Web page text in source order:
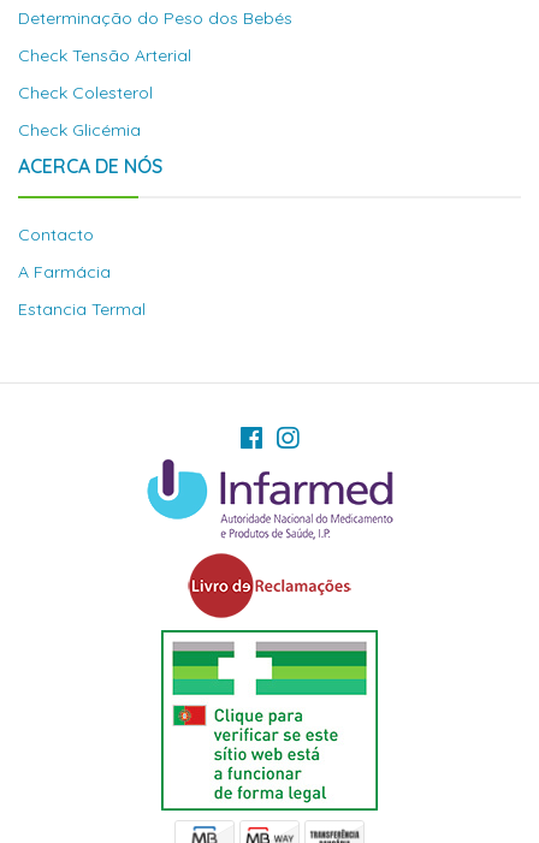
Determinação do Peso dos Bebés
Check Tensão Arterial
Check Colesterol
Check Glicémia
ACERCA DE NÓS
Contacto
A Farmácia
Estancia Termal